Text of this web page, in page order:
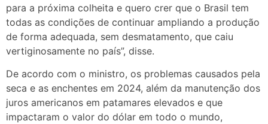
para a próxima colheita e quero crer que o Brasil tem
todas as condições de continuar ampliando a produção
de forma adequada, sem desmatamento, que caiu
vertiginosamente no país”, disse.
De acordo com o ministro, os problemas causados pela
seca e as enchentes em 2024, além da manutenção dos
juros americanos em patamares elevados e que
impactaram o valor do dólar em todo o mundo,